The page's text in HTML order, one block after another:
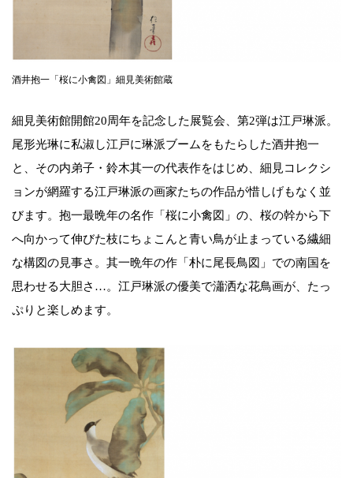
酒井抱一「桜に小禽図」細見美術館蔵
細見美術館開館20周年を記念した展覧会、第2弾は江戸琳派。
尾形光琳に私淑し江戸に琳派ブームをもたらした酒井抱一
と、その内弟子・鈴木其一の代表作をはじめ、細見コレクシ
ョンが網羅する江戸琳派の画家たちの作品が惜しげもなく並
びます。抱一最晩年の名作「桜に小禽図」の、桜の幹から下
へ向かって伸びた枝にちょこんと青い鳥が止まっている繊細
な構図の見事さ。其一晩年の作「朴に尾長鳥図」での南国を
思わせる大胆さ…。江戸琳派の優美で瀟洒な花鳥画が、たっ
ぷりと楽しめます。